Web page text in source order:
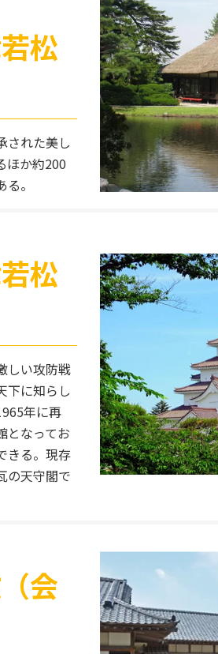
松
された美し
ほか約200
。
松
しい攻防戦
下に知らし
年に再
となってお
きる。現存
の天守閣で
会